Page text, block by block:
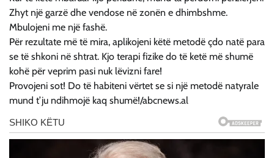
Zhyt një garzë dhe vendose në zonën e dhimbshme.
Mbulojeni me një fashë.
Për rezultate më të mira, aplikojeni këtë metodë çdo natë para
se të shkoni në shtrat. Kjo terapi fizike do të ketë më shumë
kohë për veprim pasi nuk lëvizni fare!
Provojeni sot! Do të habiteni vërtet se si një metodë natyrale
mund t’ju ndihmojë kaq shumë!/abcnews.al